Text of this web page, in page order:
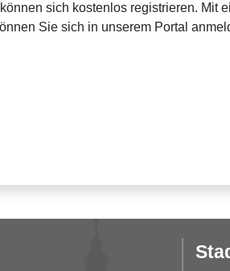
sich kostenlos registrieren. Mit
Sie sich in unserem Portal